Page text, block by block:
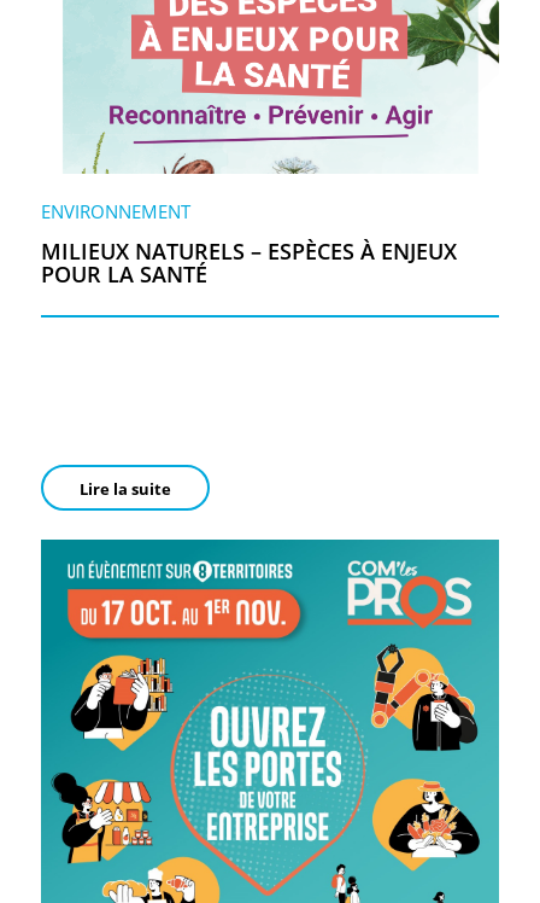
ENVIRONNEMENT
MILIEUX NATURELS – ESPÈCES À ENJEUX
POUR LA SANTÉ
Lire la suite